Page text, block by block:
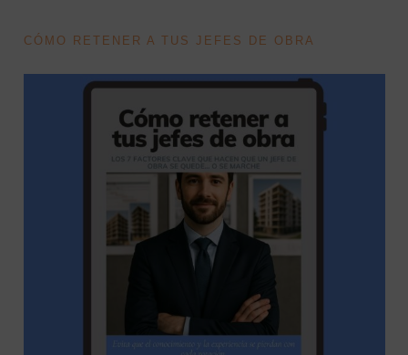
CÓMO RETENER A TUS JEFES DE OBRA